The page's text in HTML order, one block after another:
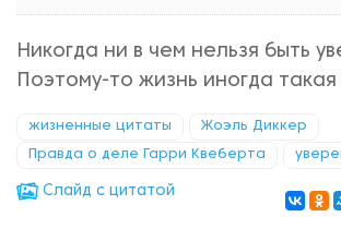
Никогда ни в чем нельзя быть
Поэтому-то жизнь иногда
жизненные цитаты Жоэль Диккер
Правда о деле Гарри Квеберта
Cлайд с цитатой